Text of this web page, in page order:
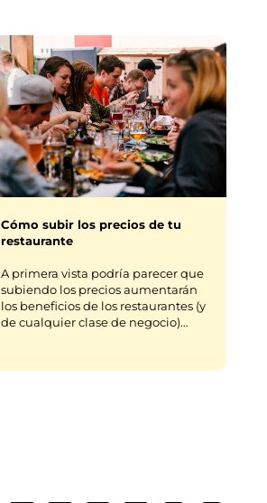
Cómo subir los precios de tu
restaurante
A primera vista podría parecer que
subiendo los precios aumentarán
los beneficios de los restaurantes (y
de cualquier clase de negocio)…